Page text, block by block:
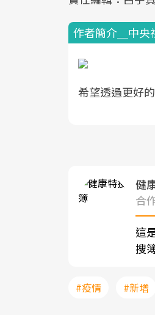
作者簡介＿中央
希望透過更好
健
合
這
搜
#疫情 #新增